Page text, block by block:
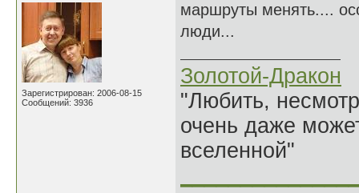
Зарегистрирован: 2006-08-15
Сообщений: 3936
маршруты менять....
люди...
Золотой-Дракон
"Любить,
очень даже
вселенной"